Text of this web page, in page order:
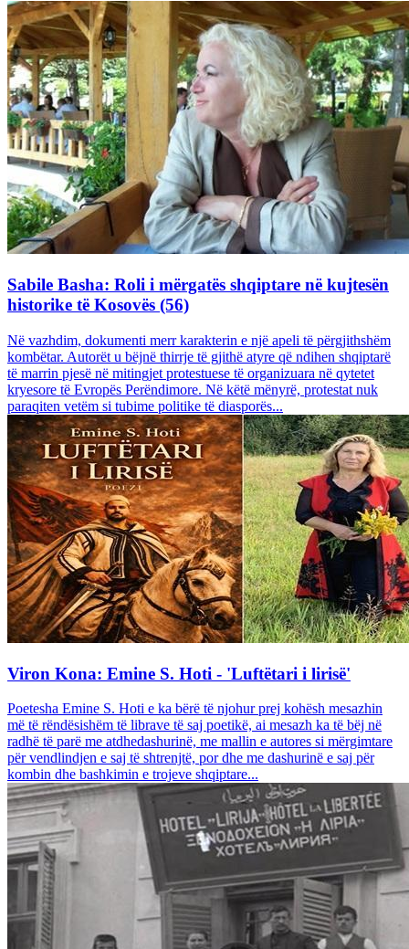
Sabile Basha: Roli i mërgatës shqiptare në kujtesën
historike të Kosovës (56)
Në vazhdim, dokumenti merr karakterin e një apeli të përgjithshëm
kombëtar. Autorët u bëjnë thirrje të gjithë atyre që ndihen shqiptarë
të marrin pjesë në mitingjet protestuese të organizuara në qytetet
kryesore të Evropës Perëndimore. Në këtë mënyrë, protestat nuk
paraqiten vetëm si tubime politike të diasporës...
Viron Kona: Emine S. Hoti - 'Luftëtari i lirisë'
Poetesha Emine S. Hoti e ka bërë të njohur prej kohësh mesazhin
më të rëndësishëm të librave të saj poetikë, ai mesazh ka të bëj në
radhë të parë me atdhedashurinë, me mallin e autores si mërgimtare
për vendlindjen e saj të shtrenjtë, por dhe me dashurinë e saj për
kombin dhe bashkimin e trojeve shqiptare...